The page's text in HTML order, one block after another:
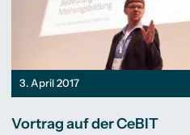
3. April 2017
Vortrag auf der CeBIT